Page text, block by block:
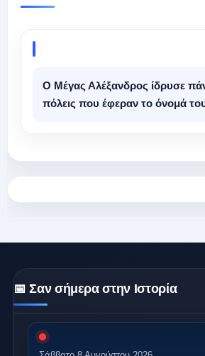
Ο Μέγας Αλέξανδρος ίδρυσε
πόλεις που έφεραν το όνομά
📅 Σαν σήμερα στην Ιστορία